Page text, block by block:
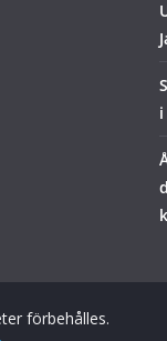
förbehålles.